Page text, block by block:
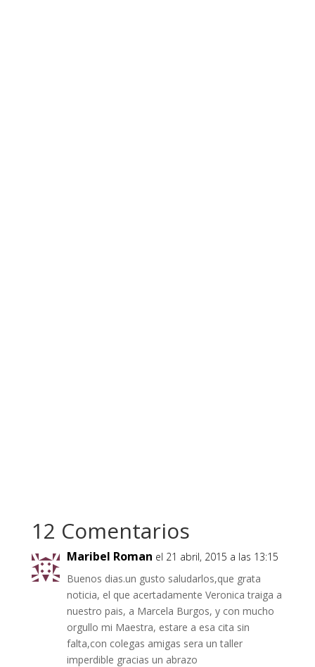
12 Comentarios
Maribel Roman el 21 abril, 2015 a las 13:15
Buenos dias.un gusto saludarlos,que grata
noticia, el que acertadamente Veronica traiga a
nuestro pais, a Marcela Burgos, y con mucho
orgullo mi Maestra, estare a esa cita sin
falta,con colegas amigas sera un taller
imperdible gracias un abrazo